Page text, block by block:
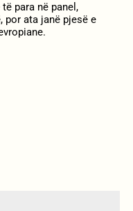
para në panel,
por ata janë pjesë e